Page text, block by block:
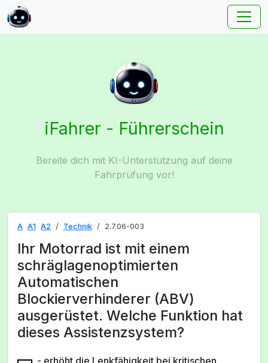
iFahrer - Führerschein
Bereite dich mit KI-Unterstützung auf deine
Fahrprüfung vor!
A A1 A2 Technik 2.7.06-003
Ihr Motorrad ist mit einem
schräglagenoptimierten
Automatischen
Blockierverhinderer (ABV)
ausgerüstet. Welche Funktion hat
dieses Assistenzsystem?